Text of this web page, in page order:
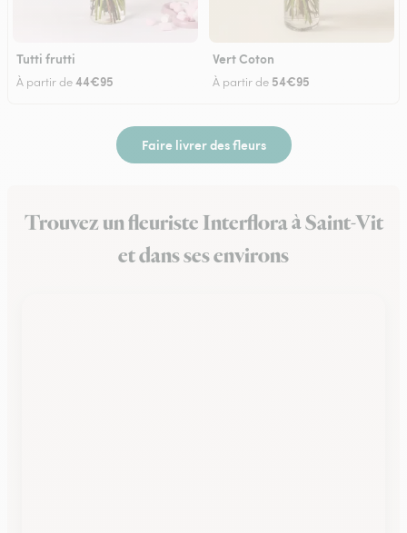
Tutti frutti
À partir de44€95
Vert Coton
À partir de 54€95
Faire livrer des fleurs
Trouvez un fleuriste Interflora à Saint-Vit
et dans ses environs